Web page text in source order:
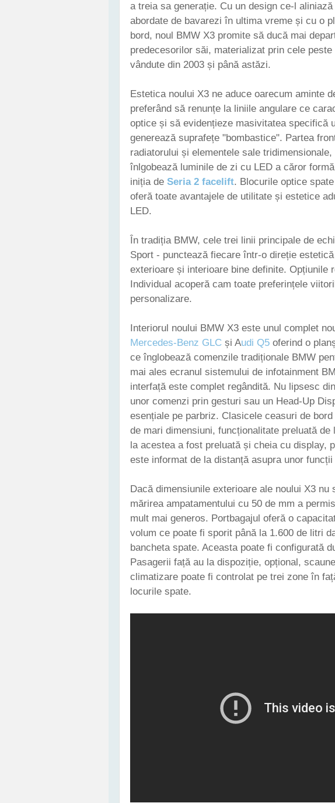
a treia sa generație. Cu un design ce-l
abordate de bavarezi în ultima vreme și cu o
bord, noul BMW X3 promite să ducă mai
predecesorilor săi, materializat prin cele
vândute din 2003 și până astăzi.
Estetica noului X3 ne aduce oarecum aminte
preferând să renunțe la liniile angulare ce
optice și să evidențieze masivitatea specifică
generează suprafețe "bombastice". Partea
radiatorului și elementele sale
înlgobează luminile de zi cu LED a căror
iniția de Seria 2 facelift. Blocurile optice
oferă toate avantajele de utilitate și estetice
LED.
În tradiția BMW, cele trei linii principale de
Sport - punctează fiecare într-o direție
exterioare și interioare bine definite. Opțiunile
Individual acoperă cam toate preferințele
personalizare.
Interiorul noului BMW X3 este unul complet
Mercedes-Benz GLC și Audi Q5 oferind o
ce înglobează comenzile tradiționale BMW
mai ales ecranul sistemului de infotainment
interfață este complet regândită. Nu lipsesc
unor comenzi prin gesturi sau un Head-Up
esențiale pe parbriz. Clasicele ceasuri de
de mari dimensiuni, funcționalitate preluată de
la acestea a fost preluată și cheia cu display,
este informat de la distanță asupra unor
Dacă dimensiunile exterioare ale noului X3 nu
mărirea ampatamentului cu 50 de mm a
mult mai generos. Portbagajul oferă o
volum ce poate fi sporit până la 1.600 de litri
bancheta spate. Aceasta poate fi configurată
Pasagerii față au la dispoziție, opțional,
climatizare poate fi controlat pe trei zone în
locurile spate.